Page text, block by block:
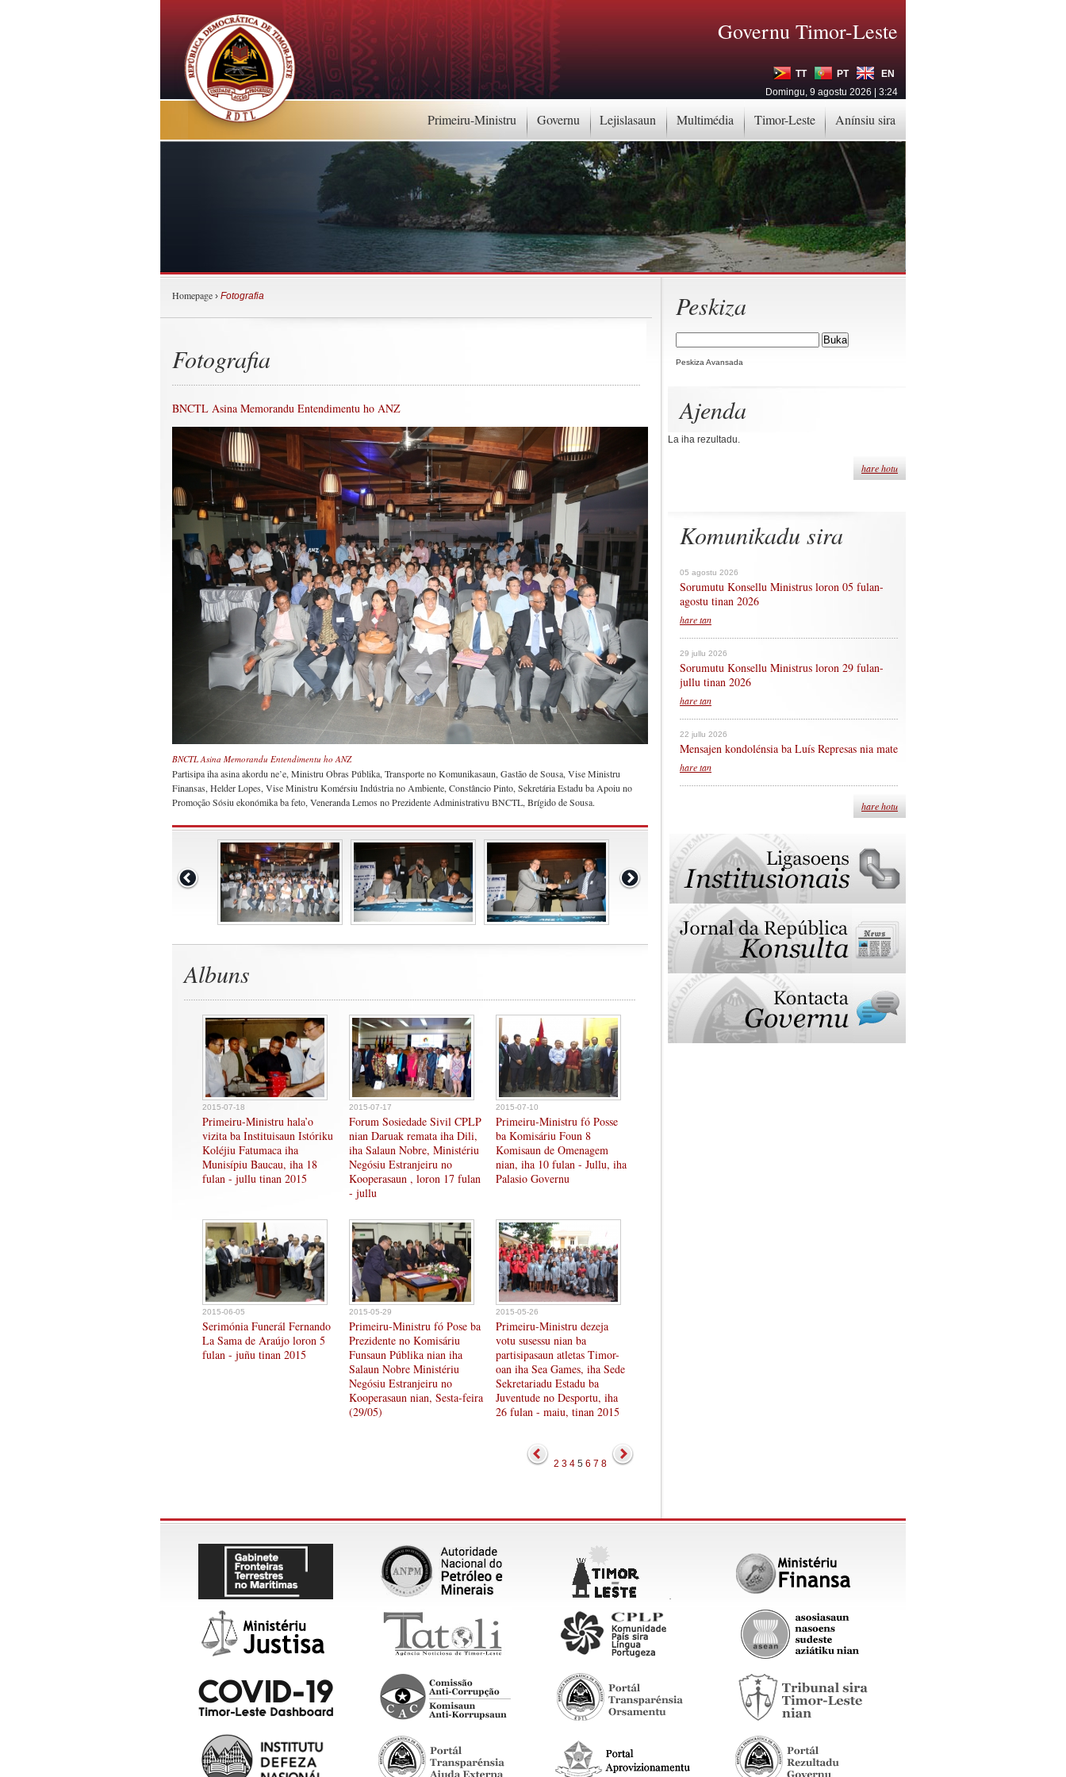
Primeiru-Ministru Governu Lejislasaun Multimédia Timor-Leste Anínsiu sira
Governu Timor-Leste
TT PT
EN
Domingu, 9 agostu 2026 | 3:24
Peskiza
Peskiza Avansada
Ajenda
La iha rezultadu.
hare hotu
Komunikadu sira
05 agostu 2026
Sorumutu Konsellu Ministrus loron 05 fulan-
agostu tinan 2026
hare tan
29 jullu 2026
Sorumutu Konsellu Ministrus loron 29 fulan-
jullu tinan 2026
hare tan
22 jullu 2026
Mensajen kondolénsia ba Luís Represas nia mate
hare tan
hare hotu
Homepage › Fotografia
Fotografia
BNCTL Asina Memorandu Entendimentu ho ANZ
BNCTL Asina Memorandu Entendimentu ho ANZ
Partisipa iha asina akordu ne’e, Ministru Obras Públika, Transporte no Komunikasaun, Gastão de Sousa, Vise Ministru
Finansas, Helder Lopes, Vise Ministru Komérsiu Indústria no Ambiente, Constâncio Pinto, Sekretária Estadu ba Apoiu no
Promoção Sósiu ekonómika ba feto, Veneranda Lemos no Prezidente Administrativu BNCTL, Brígido de Sousa.
Albuns
2015-07-18
Primeiru-Ministru hala’o
vizita ba Instituisaun Istóriku
Koléjiu Fatumaca iha
Munisípiu Baucau, iha 18
fulan - jullu tinan 2015
2015-07-17
Forum Sosiedade Sivil CPLP
nian Daruak remata iha Dili,
iha Salaun Nobre, Ministériu
Negósiu Estranjeiru no
Kooperasaun , loron 17 fulan
- jullu
2015-07-10
Primeiru-Ministru fó Posse
ba Komisáriu Foun 8
Komisaun de Omenagem
nian, iha 10 fulan - Jullu, iha
Palasio Governu
2015-06-05
Serimónia Funerál Fernando
La Sama de Araújo loron 5
fulan - juñu tinan 2015
2015-05-29
Primeiru-Ministru fó Pose ba
Prezidente no Komisáriu
Funsaun Públika nian iha
Salaun Nobre Ministériu
Negósiu Estranjeiru no
Kooperasaun nian, Sesta-feira
(29/05)
2015-05-26
Primeiru-Ministru dezeja
votu susessu nian ba
partisipasaun atletas Timor-
oan iha Sea Games, iha Sede
Sekretariadu Estadu ba
Juventude no Desportu, iha
26 fulan - maiu, tinan 2015
2 3 4 5 6 7 8